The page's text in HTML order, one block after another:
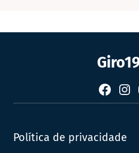
Política de privacidade